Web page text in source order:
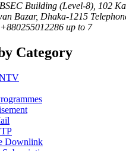
Building (Level-8), 102
Bazar, Dhaka-1215
up to 7
Category
Downlink